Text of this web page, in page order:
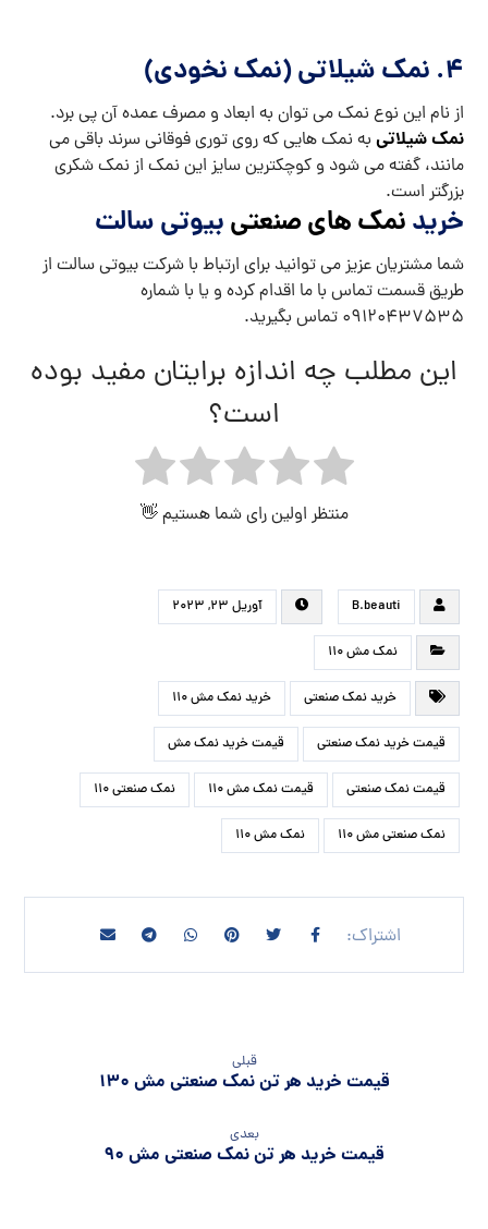
4. نمک شیلاتی (نمک نخودی)
از نام این نوع نمک می توان به ابعاد و مصرف عمده آن پی برد.
نمک شیلاتی به نمک هایی که روی توری فوقانی سرند باقی می
مانند، گفته می شود و کوچکترین سایز این نمک از نمک شکری
بزرگتر است.
خریدنمک های صنعتیبیوتی سالت
شما مشتریان عزیز می توانید برای ارتباط با شرکت بیوتی سالت از
طریق قسمت تماس با ما اقدام کرده و یا با شماره
09120437535 تماس بگیرید.
این مطلب چه اندازه برایتان مفید بوده
است؟
منتظر اولین رای شما هستیم 👋
B.beauti آوریل ۲۳, ۲۰۲۳
نمک مش 110
خرید نمک صنعتی خرید نمک مش 110
قیمت خرید نمک صنعتی قیمت خرید نمک مش
قیمت نمک صنعتی قیمت نمک مش 110 نمک صنعتی 110
نمک صنعتی مش 110 نمک مش 110
قبلی
قیمت خرید هر تن نمک صنعتی مش 130
بعدی
قیمت خرید هر تن نمک صنعتی مش 90